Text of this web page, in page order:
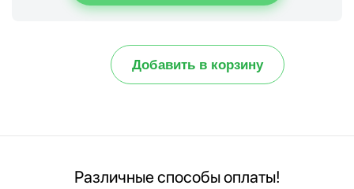
Добавить в корзину
Различные способы оплаты!